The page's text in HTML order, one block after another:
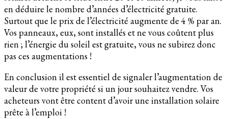
en déduire le nombre d’années d’électricité gratuite.
Surtout que le prix de l’électricité augmente de 4 % par an.
Vos panneaux, eux, sont installés et ne vous coûtent plus
rien ; l’énergie du soleil est gratuite, vous ne subirez donc
pas ces augmentations !
En conclusion il est essentiel de signaler l’augmentation de
valeur de votre propriété si un jour souhaitez vendre. Vos
acheteurs vont être content d’avoir une installation solaire
prête à l’emploi !